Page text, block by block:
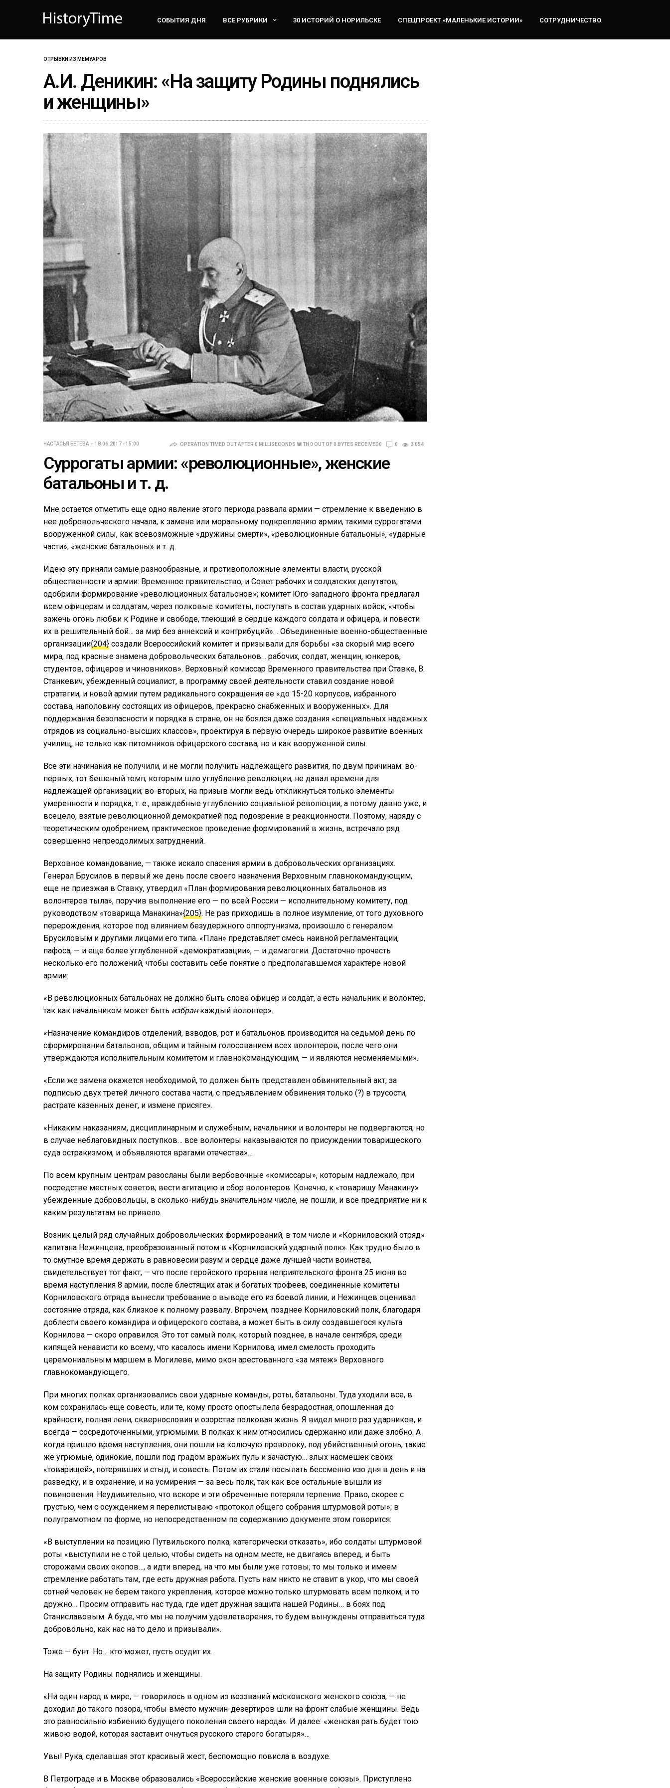
СОБЫТИЯ ДНЯ ВСЕ РУБРИКИ 30 ИСТОРИЙ О НОРИЛЬСКЕ СПЕЦПРОЕКТ «МАЛЕНЬКИЕ ИСТОРИИ» СОТРУДНИЧЕСТВО
ОТРЫВКИ ИЗ МЕМУАРОВ
А.И. Деникин: «На защиту Родины поднялись
и женщины»
НАСТАСЬЯ БЕТЕВА 18.06.2017 - 15:00 OPERATION TIMED OUT AFTER 0 MILLISECONDS WITH 0 OUT OF 0 BYTES RECEIVED0 0 3 054
Суррогаты армии: «революционные», женские
батальоны и т. д.
Мне остается отметить еще одно явление этого периода развала армии — стремление к введению в
нее добровольческого начала, к замене или моральному подкреплению армии, такими суррогатами
вооруженной силы, как всевозможные «дружины смерти», «революционные батальоны», «ударные
части», «женские батальоны» и т. д.
Идею эту приняли самые разнообразные, и противоположные элементы власти, русской
общественности и армии: Временное правительство, и Совет рабочих и солдатских депутатов,
одобрили формирование «революционных батальонов»; комитет Юго-западного фронта предлагал
всем офицерам и солдатам, через полковые комитеты, поступать в состав ударных войск, «чтобы
зажечь огонь любви к Родине и свободе, тлеющий в сердце каждого солдата и офицера, и повести
их в решительный бой… за мир без аннексий и контрибуций»… Объединенные военно-общественные
организации{204} создали Всероссийский комитет и призывали для борьбы «за скорый мир всего
мира, под красные знамена добровольческих батальонов… рабочих, солдат, женщин, юнкеров,
студентов, офицеров и чиновников». Верховный комиссар Временного правительства при Ставке, В.
Станкевич, убежденный социалист, в программу своей деятельности ставил создание новой
стратегии, и новой армии путем радикального сокращения ее «до 15-20 корпусов, избранного
состава, наполовину состоящих из офицеров, прекрасно снабженных и вооруженных». Для
поддержания безопасности и порядка в стране, он не боялся даже создания «специальных надежных
отрядов из социально-высших классов», проектируя в первую очередь широкое развитие военных
училищ, не только как питомников офицерского состава, но и как вооруженной силы.
Все эти начинания не получили, и не могли получить надлежащего развития, по двум причинам: во-
первых, тот бешеный темп, которым шло углубление революции, не давал времени для
надлежащей организации; во-вторых, на призыв могли ведь откликнуться только элементы
умеренности и порядка, т. е., враждебные углублению социальной революции, а потому давно уже, и
всецело, взятые революционной демократией под подозрение в реакционности. Поэтому, наряду с
теоретическим одобрением, практическое проведение формирований в жизнь, встречало ряд
совершенно непреодолимых затруднений.
Верховное командование, — также искало спасения армии в добровольческих организациях.
Генерал Брусилов в первый же день после своего назначения Верховным главнокомандующим,
еще не приезжая в Ставку, утвердил «План формирования революционных батальонов из
волонтеров тыла», поручив выполнение его — по всей России — исполнительному комитету, под
руководством «товарища Манакина»{205}. Не раз приходишь в полное изумление, от того духовного
перерождения, которое под влиянием безудержного оппортунизма, произошло с генералом
Брусиловым и другими лицами его типа. «План» представляет смесь наивной регламентации,
пафоса, — и еще более углубленной «демократизации», — и демагогии. Достаточно прочесть
несколько его положений, чтобы составить себе понятие о предполагавшемся характере новой
армии:
«В революционных батальонах не должно быть слова офицер и солдат, а есть начальник и волонтер,
так как начальником может быть избранкаждый волонтер».
«Назначение командиров отделений, взводов, рот и батальонов производится на седьмой день по
сформировании батальонов, общим и тайным голосованием всех волонтеров, после чего они
утверждаются исполнительным комитетом и главнокомандующим, — и являются несменяемыми».
«Если же замена окажется необходимой, то должен быть представлен обвинительный акт, за
подписью двух третей личного состава части, с предъявлением обвинения только (?) в трусости,
растрате казенных денег, и измене присяге».
«Никаким наказаниям, дисциплинарным и служебным, начальники и волонтеры не подвергаются; но
в случае неблаговидных поступков… все волонтеры наказываются по присуждении товарищеского
суда остракизмом, и объявляются врагами отечества»…
По всем крупным центрам разосланы были вербовочные «комиссары», которым надлежало, при
посредстве местных советов, вести агитацию и сбор волонтеров. Конечно, к «товарищу Манакину»
убежденные добровольцы, в сколько-нибудь значительном числе, не пошли, и все предприятие ни к
каким результатам не привело.
Возник целый ряд случайных добровольческих формирований, в том числе и «Корниловский отряд»
капитана Нежинцева, преобразованный потом в «Корниловский ударный полк». Как трудно было в
то смутное время держать в равновесии разум и сердце даже лучшей части воинства,
свидетельствует тот факт, — что после геройского прорыва неприятельского фронта 25 июня во
время наступления 8 армии, после блестящих атак и богатых трофеев, соединенные комитеты
Корниловского отряда вынесли требование о выводе его из боевой линии, и Нежинцев оценивал
состояние отряда, как близкое к полному развалу. Впрочем, позднее Корниловский полк, благодаря
доблести своего командира и офицерского состава, а может быть в силу создавшегося культа
Корнилова — скоро оправился. Это тот самый полк, который позднее, в начале сентября, среди
кипящей ненависти ко всему, что касалось имени Корнилова, имел смелость проходить
церемониальным маршем в Могилеве, мимо окон арестованного «за мятеж» Верховного
главнокомандующего.
При многих полках организовались свои ударные команды, роты, батальоны. Туда уходили все, в
ком сохранилась еще совесть, или те, кому просто опостылела безрадостная, опошленная до
крайности, полная лени, сквернословия и озорства полковая жизнь. Я видел много раз ударников, и
всегда — сосредоточенными, угрюмыми. В полках к ним относились сдержанно или даже злобно. А
когда пришло время наступления, они пошли на колючую проволоку, под убийственный огонь, такие
же угрюмые, одинокие, пошли под градом вражьих пуль и зачастую… злых насмешек своих
«товарищей», потерявших и стыд, и совесть. Потом их стали посылать бессменно изо дня в день и на
разведку, и в охранение, и на усмирения — за весь полк, так как все остальные вышли из
повиновения. Неудивительно, что вскоре и эти обреченные потеряли терпение. Право, скорее с
грустью, чем с осуждением я перелистываю «протокол общего собрания штурмовой роты»; в
полуграмотном по форме, но непосредственном по содержанию документе этом говорится:
«В выступлении на позицию Путвильского полка, категорически отказать», ибо солдаты штурмовой
роты «выступили не с той целью, чтобы сидеть на одном месте, не двигаясь вперед, и быть
сторожами своих окопов…, а идти вперед, на что мы были уже готовы; то мы только и имеем
стремление работать там, где есть дружная работа. Пусть нам никто не ставит в укор, что мы своей
сотней человек не берем такого укрепления, которое можно только штурмовать всем полком, и то
дружно… Просим отправить нас туда, где идет дружная защита нашей Родины… в боях под
Станиславовым. А буде, что мы не получим удовлетворения, то будем вынуждены отправиться туда
добровольно, как нас на то дело и призывали».
Тоже — бунт. Но… кто может, пусть осудит их.
На защиту Родины поднялись и женщины.
«Ни один народ в мире, — говорилось в одном из воззваний московского женского союза, — не
доходил до такого позора, чтобы вместо мужчин-дезертиров шли на фронт слабые женщины. Ведь
это равносильно избиению будущего поколения своего народа». И далее: «женская рать будет тою
живою водой, которая заставит очнуться русского старого богатыря»…
Увы! Рука, сделавшая этот красивый жест, беспомощно повисла в воздухе.
В Петрограде и в Москве образовались «Всероссийские женские военные союзы». Приступлено